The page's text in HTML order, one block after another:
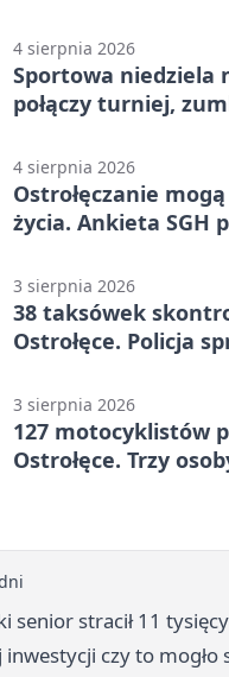
4 sierpnia 2026
Sportowa niedziela
połączy turniej,
4 sierpnia 2026
Ostrołęczanie
życia. Ankieta SGH
3 sierpnia 2026
38 taksówek
Ostrołęce. Policja
3 sierpnia 2026
127 motocyklistów
Ostrołęce. Trzy
senior stracił 11
inwestycji czy to mogło